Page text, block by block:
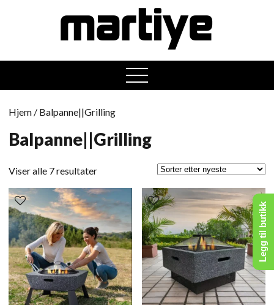
open
menu
Hjem / Balpanne||Grilling
Balpanne||Grilling
Viser alle 7 resultaterSortert
nyeste
Legg til butikk